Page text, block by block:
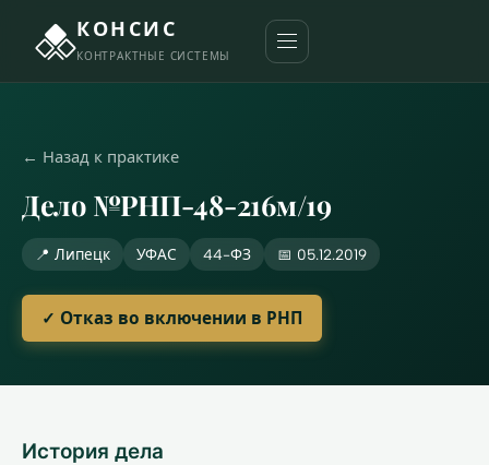
КОНСИС
КОНТРАКТНЫЕ СИСТЕМЫ
← Назад к практике
Дело №РНП-48-216м/19
📍 Липецк УФАС 44-ФЗ 📅 05.12.2019
✓ Отказ во включении в РНП
История дела